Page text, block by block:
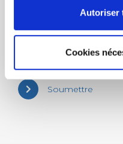
Autoriser
Cookies
Soumettre